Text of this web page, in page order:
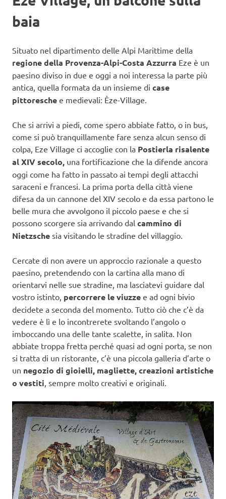
baia
Situato nel dipartimento delle Alpi Marittime della
regione della Provenza-Alpi-Costa Azzurra Eze è un
paesino diviso in due e oggi a noi interessa la parte più
antica, quella formata da un insieme di case
pittoresche e medievali: Èze-Village.
Che si arrivi a piedi, come spero abbiate fatto, o in bus,
come si può tranquillamente fare senza alcun senso di
colpa, Eze Village ci accoglie con la Postierla risalente
al XIV secolo, una fortificazione che la difende ancora
oggi come ha fatto in passato ai tempi degli attacchi
saraceni e francesi. La prima porta della città viene
difesa da un cannone del XIV secolo e da essa partono le
belle mura che avvolgono il piccolo paese e che si
possono scorgere sia arrivando dal cammino di
Nietzsche sia visitando le stradine del villaggio.
Cercate di non avere un approccio razionale a questo
paesino, pretendendo con la cartina alla mano di
orientarvi nelle sue stradine, ma lasciatevi guidare dal
vostro istinto, percorrere le viuzze e ad ogni bivio
decidete a seconda del momento. Tutto ciò che c’è da
vedere è lì e lo incontrerete svoltando l’angolo o
imboccando una delle tante scalette, in salita. Non
abbiate troppa fretta perché quasi ad ogni porta, se non
si tratta di un ristorante, c’è una piccola galleria d’arte o
un negozio di gioielli, magliette, creazioni artistiche
o vestiti , sempre molto creativi e originali.